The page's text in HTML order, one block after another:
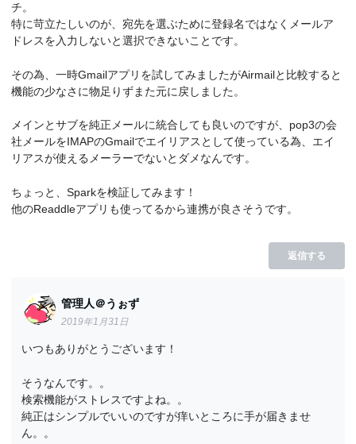
チ。
特に苛立たしいのが、宛先を選ぶために登録名ではなくメールア
ドレスを入力しないと選択できないことです。
その為、一時Gmailアプリを試してみましたがAirmailと比較すると
機能の少なさに物足りずまた元に戻しました。
メインとサブを純正メールに統合しても良いのですが、pop3の会
社メールをIMAPのGmailでエイリアスとして使っている為、エイ
リアスが使えるメーラーでないとダメなんです。
ちょっと、Sparkを検証してみます！
他のReaddleアプリも使ってるから連携が良さそうです。
返信する
管理人＠うぉず
2019年1月31日
いつもありがとうございます！
そうなんです。。
検索機能がストレスですよね。。
純正はシンプルでいいのですが痒いところに手が届きませ
ん。。